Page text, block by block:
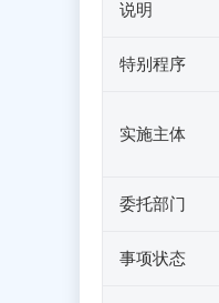
说明
特别程序
实施主体
委托部门
事项状态